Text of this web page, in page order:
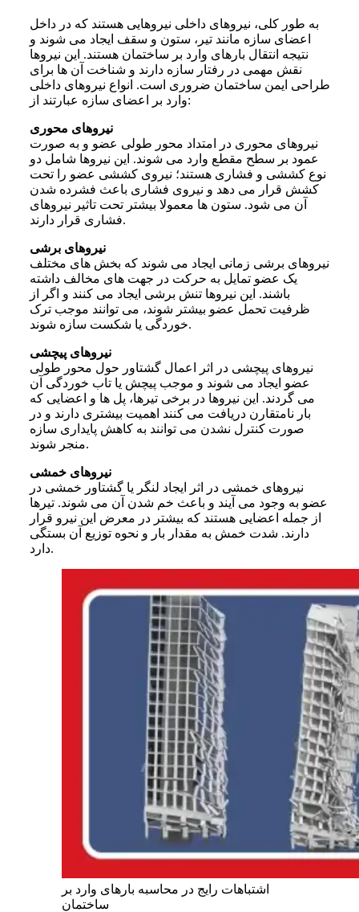
به طور کلی، نیروهای داخلی نیروهایی هستند که در داخل
اعضای سازه مانند تیر، ستون و سقف ایجاد می شوند و
نتیجه انتقال بارهای وارد بر ساختمان هستند. این نیروها
نقش مهمی در رفتار سازه دارند و شناخت آن ها برای
طراحی ایمن ساختمان ضروری است. انواع نیروهای داخلی
وارد بر اعضای سازه عبارتند از:
نیروهای محوری
نیروهای محوری در امتداد محور طولی عضو و به صورت
عمود بر سطح مقطع وارد می شوند. این نیروها شامل دو
نوع کششی و فشاری هستند؛ نیروی کششی عضو را تحت
کشش قرار می دهد و نیروی فشاری باعث فشرده شدن
آن می شود. ستون ها معمولا بیشتر تحت تاثیر نیروهای
فشاری قرار دارند.
نیروهای برشی
نیروهای برشی زمانی ایجاد می شوند که بخش های مختلف
یک عضو تمایل به حرکت در جهت های مخالف داشته
باشند. این نیروها تنش برشی ایجاد می کنند و اگر از
ظرفیت تحمل عضو بیشتر شوند، می توانند موجب ترک
خوردگی یا شکست سازه شوند.
نیروهای پیچشی
نیروهای پیچشی در اثر اعمال گشتاور حول محور طولی
عضو ایجاد می شوند و موجب پیچش یا تاب خوردگی آن
می گردند. این نیروها در برخی تیرها، پل ها و اعضایی که
بار نامتقارن دریافت می کنند اهمیت بیشتری دارند و در
صورت کنترل نشدن می توانند به کاهش پایداری سازه
منجر شوند.
نیروهای خمشی
نیروهای خمشی در اثر ایجاد لنگر یا گشتاور خمشی در
عضو به وجود می آیند و باعث خم شدن آن می شوند. تیرها
از جمله اعضایی هستند که بیشتر در معرض این نیرو قرار
دارند. شدت خمش به مقدار بار و نحوه توزیع آن بستگی
دارد.
اشتباهات رایج در محاسبه بارهای وارد بر
ساختمان